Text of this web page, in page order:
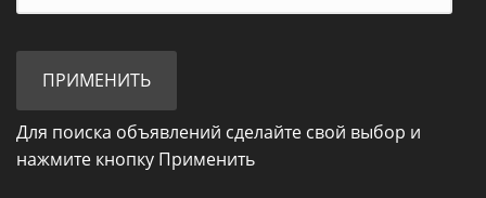
Для поиска объявлений сделайте свой выбор и
нажмите кнопку Применить